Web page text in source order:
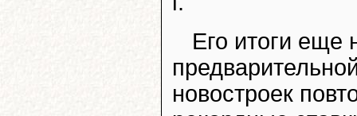
Его итоги еще
новостроек